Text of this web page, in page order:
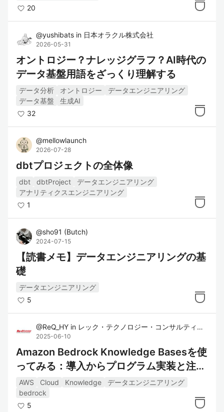
20
@yushibats in 日本オラクル株式会社
2026-05-31
オントロジー？ナレッジグラフ？AI時代の
データ基盤用語をざっくり理解する
データ分析 オントロジー
データエンジニアリング
データ基盤
生成AI
32
@mellowlaunch
2026-07-28
dbtプロジェクトの全体像
dbt dbtProject
データエンジニアリング
アナリティクスエンジニアリング
1
@sho91 (Butch)
2024-07-15
【読書メモ】データエンジニアリングの基
礎
データエンジニアリング
5
@ReQ_HY in レック・テクノロジー・コンサルティング株式会社
2025-06-10
Amazon Bedrock Knowledge Basesを使
ってみる：導入からプログラム実装と注意
点
AWS Cloud Knowledge
データエンジニアリング
bedrock
5